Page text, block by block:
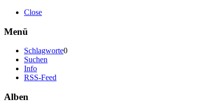
Close
Menü
Schlagworte0
Suchen
Info
RSS-Feed
Alben